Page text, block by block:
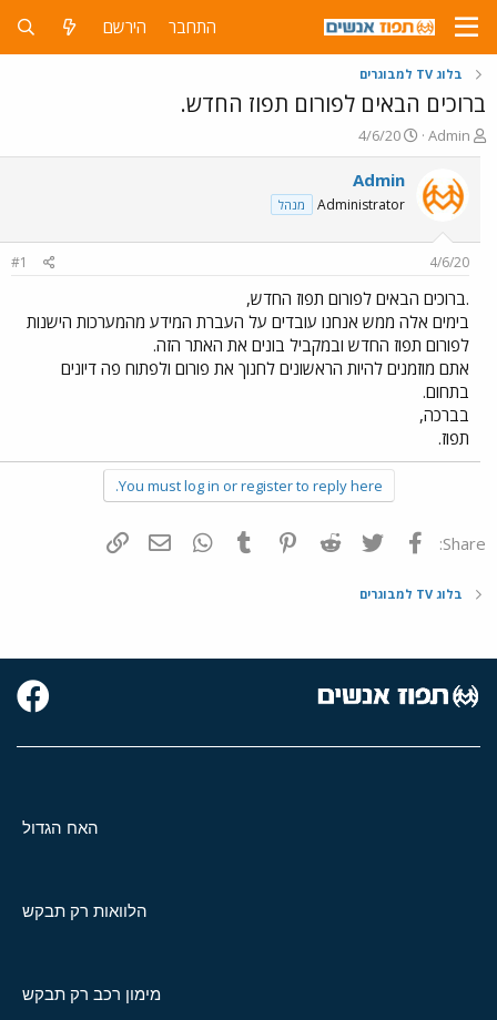
התחבר הירשם
בלוג TV למבוגרים
ברוכים הבאים לפורום תפוז החדש.
פ
ו
ח
ו
ש
א
Admin
פ
ו
ר
ם
ר
י
ך
4/6/20
Admin
Administrator מנהל
4/6/20
#1
.ברוכים הבאים לפורום תפוז החדש,
בימים אלה ממש אנחנו עובדים על העברת המידע מהמערכות הישנות
לפורום תפוז החדש ובמקביל בונים את האתר הזה.
אתם מוזמנים להיות הראשונים לחנוך את פורום ולפתוח פה דיונים
בתחום.
בברכה,
תפוז.
You must log in or register to reply here.
Share: פייסבוק Twitter
Reddit
Pinterest
Tumblr
WhatsAppדואר אלקטרוני
בלוג TV למבוגרים
האח הגדול
הלוואות רק תבקש
מימון רכב רק תבקש